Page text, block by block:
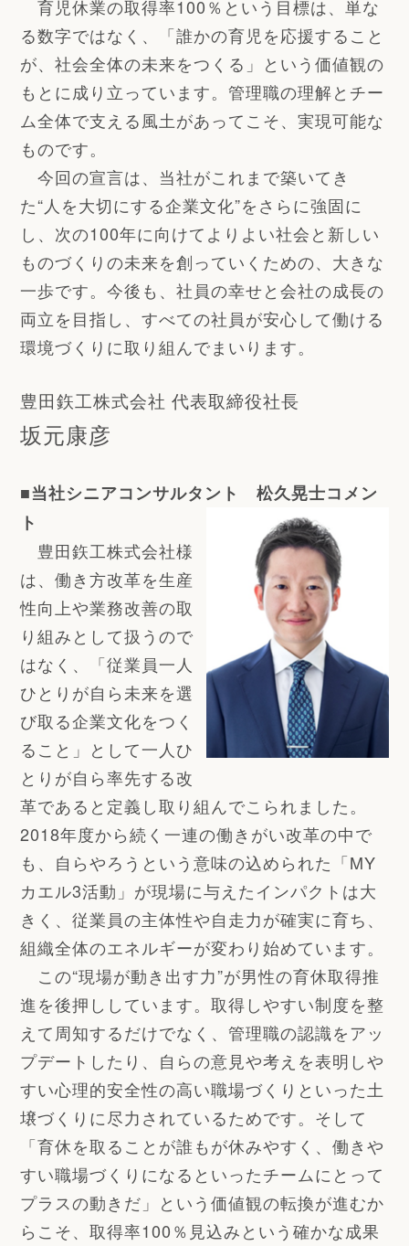
育児休業の取得率100％という目標は、単な
る数字ではなく、「誰かの育児を応援すること
が、社会全体の未来をつくる」という価値観の
もとに成り立っています。管理職の理解とチー
ム全体で支える風土があってこそ、実現可能な
ものです。
今回の宣言は、当社がこれまで築いてき
た“人を大切にする企業文化”をさらに強固に
し、次の100年に向けてよりよい社会と新しい
ものづくりの未来を創っていくための、大きな
一歩です。今後も、社員の幸せと会社の成長の
両立を目指し、すべての社員が安心して働ける
環境づくりに取り組んでまいります。
豊田鉃工株式会社 代表取締役社長
坂元康彦
■当社シニアコンサルタント 松久晃士コメン
ト
豊田鉃工株式会社様
は、働き方改革を生産
性向上や業務改善の取
り組みとして扱うので
はなく、「従業員一人
ひとりが自ら未来を選
び取る企業文化をつく
ること」として一人ひ
とりが自ら率先する改
革であると定義し取り組んでこられました。
2018年度から続く一連の働きがい改革の中で
も、自らやろうという意味の込められた「MY
カエル3活動」が現場に与えたインパクトは大
きく、従業員の主体性や自走力が確実に育ち、
組織全体のエネルギーが変わり始めています。
この“現場が動き出す力”が男性の育休取得推
進を後押ししています。取得しやすい制度を整
えて周知するだけでなく、管理職の認識をアッ
プデートしたり、自らの意見や考えを表明しや
すい心理的安全性の高い職場づくりといった土
壌づくりに尽力されているためです。そして
「育休を取ることが誰もが休みやすく、働きや
すい職場づくりになるといったチームにとって
プラスの動きだ」という価値観の転換が進むか
らこそ、取得率100％見込みという確かな成果